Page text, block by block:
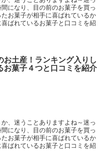
になり、目の前のお菓子を買っ
お菓子が相手に喜ばれているか
ばれているお菓子と口コミを紹
お土産！ランキング入りし
お菓子４つと口コミを紹介
、迷うことありますよね～迷っ
になり、目の前のお菓子を買っ
お菓子が相手に喜ばれているか
ばれているお菓子と口コミを紹